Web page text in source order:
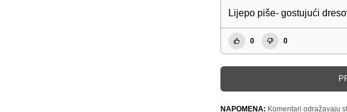
Lijepo piše- gostujući
0 0
NAPOMENA: Komentari odražavaju